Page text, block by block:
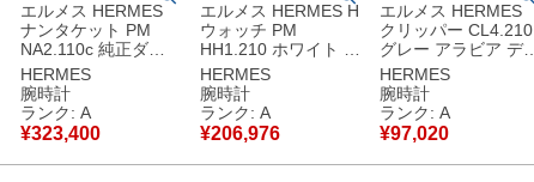
エルメス HERMES
ナンタケット PM
NA2.110c 純正ダイ
ヤ ブルー アベンチュ
リン 角型 チェーンブ
レス レディース 腕時
計クオーツ ブルー
【中古】中古美品
HERMES
腕時計
ランク: A
¥323,400
エルメス HERMES H
ウォッチ PM
HH1.210 ホワイト ア
ラビア スクエア H型
ギョーシェ レディー
ス 腕時計クオーツ ホ
ワイト 【中古】中古
美品
HERMES
腕時計
ランク: A
¥206,976
エルメス HERMES
クリッパー CL4.210
グレー アラビア デイ
ト ラウンド 3針 レデ
ィース 腕時計クオー
ツ グレー 【中古】中
古美品
HERMES
腕時計
ランク: A
¥97,020